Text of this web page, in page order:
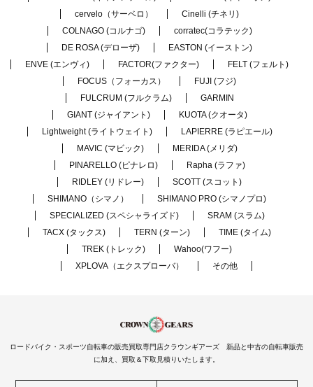
cervelo（サーベロ）
Cinelli (チネリ)
COLNAGO (コルナゴ)
corratec(コラテック)
DE ROSA (デローザ)
EASTON (イーストン)
ENVE (エンヴィ)
FACTOR(ファクター)
FELT (フェルト)
FOCUS（フォーカス）
FUJI (フジ)
FULCRUM (フルクラム)
GARMIN
GIANT (ジャイアント)
KUOTA (クオータ)
Lightweight (ライトウェイト)
LAPIERRE (ラピエール)
MAVIC (マビック)
MERIDA (メリダ)
PINARELLO (ピナレロ)
Rapha (ラファ)
RIDLEY (リドレー)
SCOTT (スコット)
SHIMANO（シマノ）
SHIMANO PRO (シマノプロ)
SPECIALIZED (スペシャライズド)
SRAM (スラム)
TACX (タックス)
TERN (ターン)
TIME (タイム)
TREK (トレック)
Wahoo(ワフー)
XPLOVA（エクスプローバ）
その他
ロードバイク・スポーツ自転車の販売買取専門店クラウンギアーズ 新品と中古の自転車販売
に加え、買取＆下取見積りいたします。